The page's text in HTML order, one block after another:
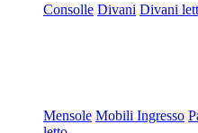
Consolle Divani Divani
Mensole Mobili Ingresso